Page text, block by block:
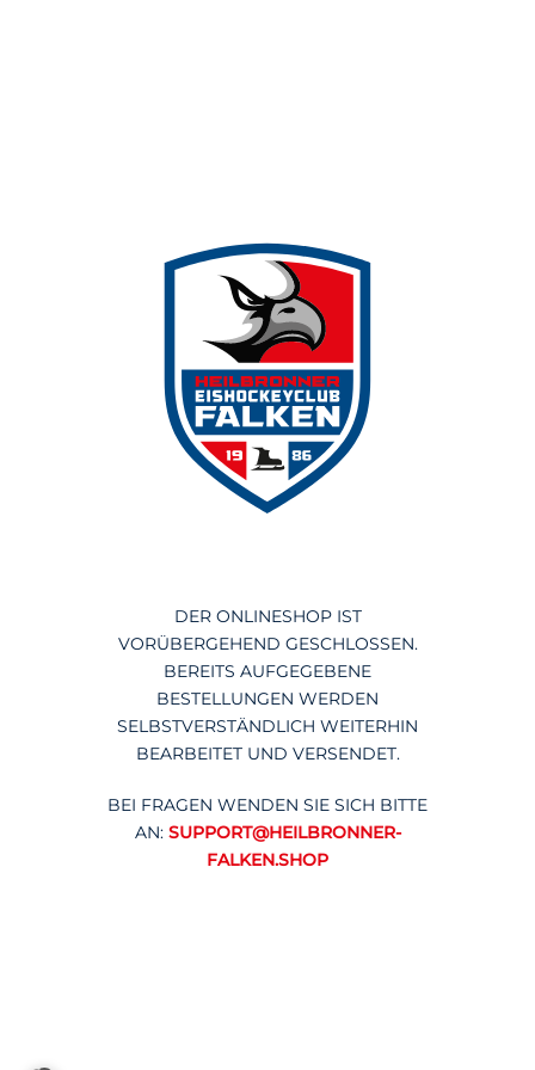
DER ONLINESHOP IST
VORÜBERGEHEND GESCHLOSSEN.
BEREITS AUFGEGEBENE
BESTELLUNGEN WERDEN
SELBSTVERSTÄNDLICH WEITERHIN
BEARBEITET UND VERSENDET.
BEI FRAGEN WENDEN SIE SICH BITTE
AN: SUPPORT@HEILBRONNER-
FALKEN.SHOP